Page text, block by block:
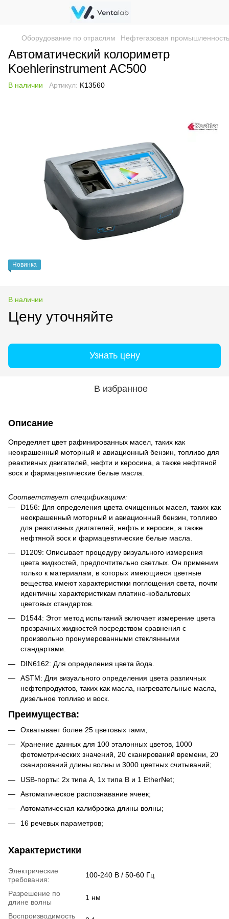
Оборудование по отраслям Нефтегазовая промышленность
Автоматический колориметр
Koehlerinstrument AC500
В наличии Артикул: K13560
Новинка
В наличии
Цену уточняйте
Узнать цену
В избранное
Описание
Определяет цвет рафинированных масел, таких как
неокрашенный моторный и авиационный бензин, топливо для
реактивных двигателей, нефти и керосина, а также нефтяной
воск и фармацевтические белые масла.
Соответствует спецификациям:
D156: Для определения цвета очищенных масел, таких как
неокрашенный моторный и авиационный бензин, топливо
для реактивных двигателей, нефть и керосин, а также
нефтяной воск и фармацевтические белые масла.
D1209: Описывает процедуру визуального измерения
цвета жидкостей, предпочтительно светлых. Он применим
только к материалам, в которых имеющиеся цветные
вещества имеют характеристики поглощения света, почти
идентичны характеристикам платино-кобальтовых
цветовых стандартов.
D1544: Этот метод испытаний включает измерение цвета
прозрачных жидкостей посредством сравнения с
произвольно пронумерованными стеклянными
стандартами.
DIN6162: Для определения цвета йода.
ASTM: Для визуального определения цвета различных
нефтепродуктов, таких как масла, нагревательные масла,
дизельное топливо и воск.
Преимущества:
Охватывает более 25 цветовых гамм;
Хранение данных для 100 эталонных цветов, 1000
фотометрических значений, 20 сканирований времени, 20
сканирований длины волны и 3000 цветных считываний;
USB-порты: 2x типа A, 1x типа B и 1 EtherNet;
Автоматическое распознавание ячеек;
Автоматическая калибровка длины волны;
16 речевых параметров;
Характеристики
Электрические
требования:
100-240 В / 50-60 Гц
Разрешение по
длине волны
1 нм
Воспроизводимость